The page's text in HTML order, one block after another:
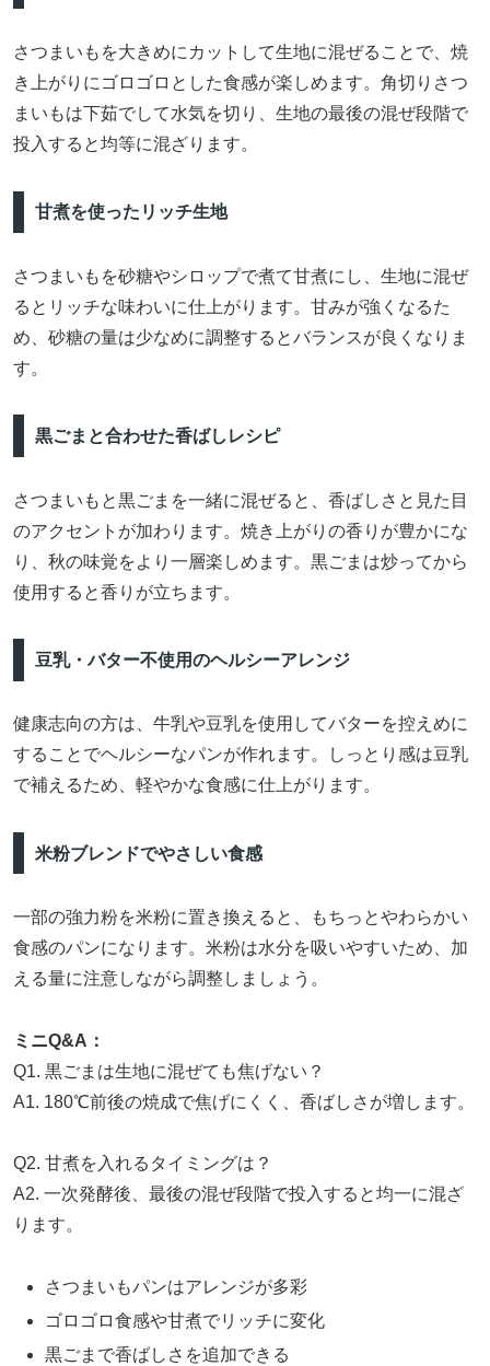
さつまいもを大きめにカットして生地に混ぜることで、焼
き上がりにゴロゴロとした食感が楽しめます。角切りさつ
まいもは下茹でして水気を切り、生地の最後の混ぜ段階で
投入すると均等に混ざります。
甘煮を使ったリッチ生地
さつまいもを砂糖やシロップで煮て甘煮にし、生地に混ぜ
るとリッチな味わいに仕上がります。甘みが強くなるた
め、砂糖の量は少なめに調整するとバランスが良くなりま
す。
黒ごまと合わせた香ばしレシピ
さつまいもと黒ごまを一緒に混ぜると、香ばしさと見た目
のアクセントが加わります。焼き上がりの香りが豊かにな
り、秋の味覚をより一層楽しめます。黒ごまは炒ってから
使用すると香りが立ちます。
豆乳・バター不使用のヘルシーアレンジ
健康志向の方は、牛乳や豆乳を使用してバターを控えめに
することでヘルシーなパンが作れます。しっとり感は豆乳
で補えるため、軽やかな食感に仕上がります。
米粉ブレンドでやさしい食感
一部の強力粉を米粉に置き換えると、もちっとやわらかい
食感のパンになります。米粉は水分を吸いやすいため、加
える量に注意しながら調整しましょう。
ミニQ&A：
Q1. 黒ごまは生地に混ぜても焦げない？
A1. 180℃前後の焼成で焦げにくく、香ばしさが増します。
Q2. 甘煮を入れるタイミングは？
A2. 一次発酵後、最後の混ぜ段階で投入すると均一に混ざ
ります。
さつまいもパンはアレンジが多彩
ゴロゴロ食感や甘煮でリッチに変化
黒ごまで香ばしさを追加できる